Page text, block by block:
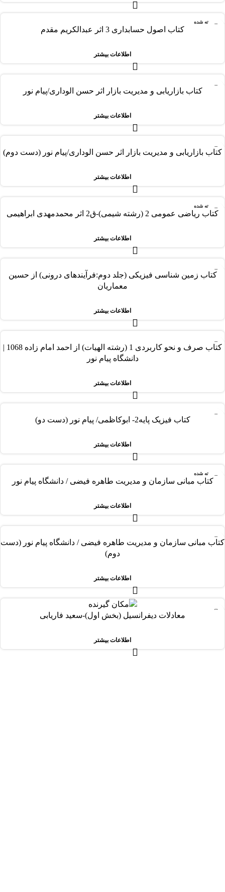
فروخته شده
کتاب اصول حسابداری 3 اثر عبدالکریم مقدم
اطلاعات بیشتر
فروخته شدهکتاب بازاریابی و مدیریت بازار اثر حسن الوداری/پیام نور
اطلاعات بیشتر
فروخته شده
کتاب بازاریابی و مدیریت بازار اثر حسن الوداری/پیام نور (دست دوم)
اطلاعات بیشتر
فروخته شده
کتاب ریاضی عمومی 2 (رشته شیمی)-ق2 اثر محمدمهدی ابراهیمی
اطلاعات بیشتر
فروخته شده
کتاب زمین شناسی فیزیکی (جلد دوم:فرآیندهای درونی) از حسین
معماریان
اطلاعات بیشتر
فروخته شده
کتاب صرف و نحو کاربردی 1 (رشته الهیات) از احمد امام زاده 1068 |
دانشگاه پیام نور
اطلاعات بیشتر
کتاب فیزیک پایه2- ابوکاظمی/ پیام نور (دست دو)
اطلاعات بیشتر
فروخته شده
کتاب مبانی سازمان و مدیریت طاهره فیضی / دانشگاه پیام نور
اطلاعات بیشتر
فروخته شده
کتاب مبانی سازمان و مدیریت طاهره فیضی / دانشگاه پیام نور (دست
دوم)
اطلاعات بیشتر
معادلات دیفرانسیل (بخش اول)-سعید فاریابی
اطلاعات بیشتر